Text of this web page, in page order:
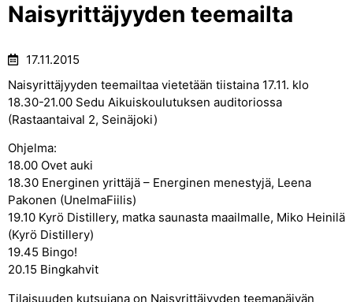
Naisyrittäjyyden teemailta
17.11.2015
Naisyrittäjyyden teemailtaa vietetään tiistaina 17.11. klo
18.30-21.00 Sedu Aikuiskoulutuksen auditoriossa
(Rastaantaival 2, Seinäjoki)
Ohjelma:
18.00 Ovet auki
18.30 Energinen yrittäjä – Energinen menestyjä, Leena
Pakonen (UnelmaFiilis)
19.10 Kyrö Distillery, matka saunasta maailmalle, Miko Heinilä
(Kyrö Distillery)
19.45 Bingo!
20.15 Bingkahvit
Tilaisuuden kutsujana on Naisyrittäjyyden teemapäivän